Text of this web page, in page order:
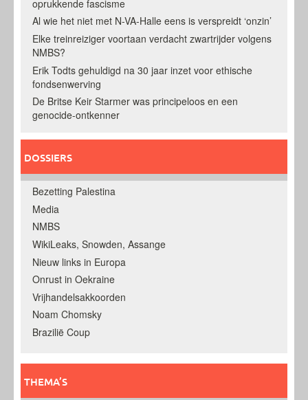
oprukkende fascisme
Al wie het niet met N-VA-Halle eens is verspreidt ‘onzin’
Elke treinreiziger voortaan verdacht zwartrijder volgens
NMBS?
Erik Todts gehuldigd na 30 jaar inzet voor ethische
fondsenwerving
De Britse Keir Starmer was principeloos en een
genocide-ontkenner
DOSSIERS
Bezetting Palestina
Media
NMBS
WikiLeaks, Snowden, Assange
Nieuw links in Europa
Onrust in Oekraine
Vrijhandelsakkoorden
Noam Chomsky
Brazilië Coup
THEMA’S